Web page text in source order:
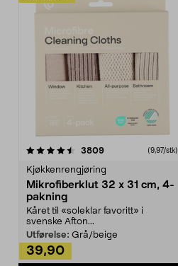
3809anmeldelser(9,97/stk)
Kjøkkenrengjøring
Mikrofiberklut 32 x 31 cm, 4-
pakning
Kåret til «soleklar favoritt» i
svenske Afton...
Utførelse: Grå/beige
39,90
4.5av 5 stjerner